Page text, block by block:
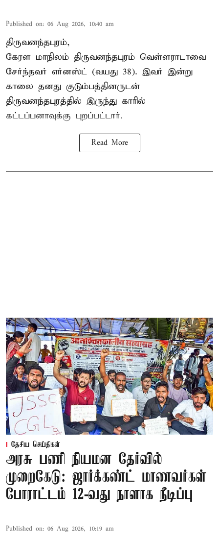
Published on: 06 Aug 2026, 10:40 am
திருவனந்தபுரம்,
கேரள மாநிலம் திருவனந்தபுரம் வெள்ளராடாவை
சேர்ந்தவர் எர்னஸ்ட் (வயது 38). இவர் இன்று
காலை தனது குடும்பத்தினருடன்
திருவனந்தபுரத்தில் இருந்து காரில்
கட்டப்பனாவுக்கு புறப்பட்டார்.
Read More
தேசிய செய்திகள்
அரசு பணி நியமன தேர்வில்
முறைகேடு: ஜார்க்கண்ட் மாணவர்கள்
போராட்டம் 12-வது நாளாக நீடிப்பு
Published on: 06 Aug 2026, 10:19 am